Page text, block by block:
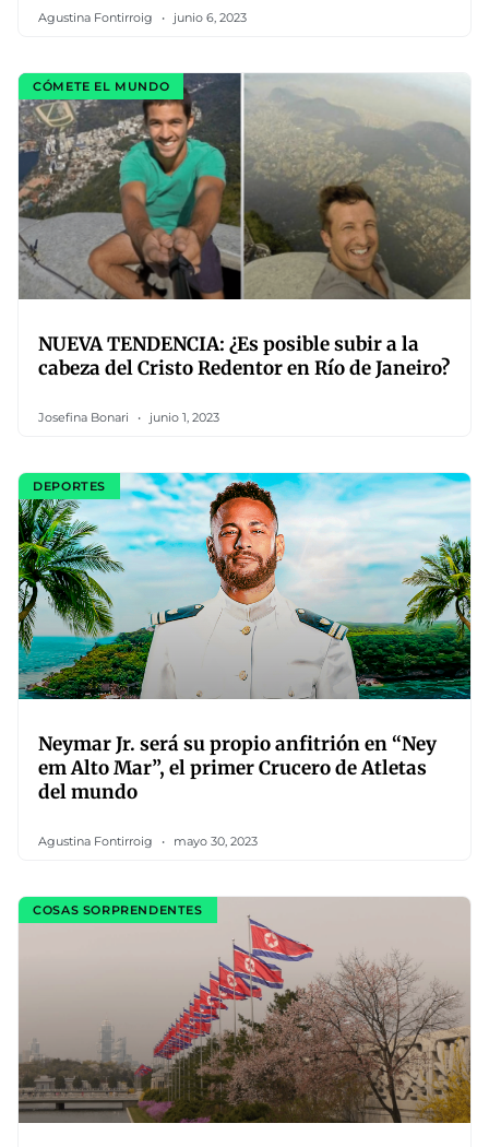
Agustina Fontirroig junio 6, 2023
CÓMETE EL MUNDO
NUEVA TENDENCIA: ¿Es posible subir a la
cabeza del Cristo Redentor en Río de Janeiro?
Josefina Bonari junio 1, 2023
DEPORTES
Neymar Jr. será su propio anfitrión en “Ney
em Alto Mar”, el primer Crucero de Atletas
del mundo
Agustina Fontirroig mayo 30, 2023
COSAS SORPRENDENTES